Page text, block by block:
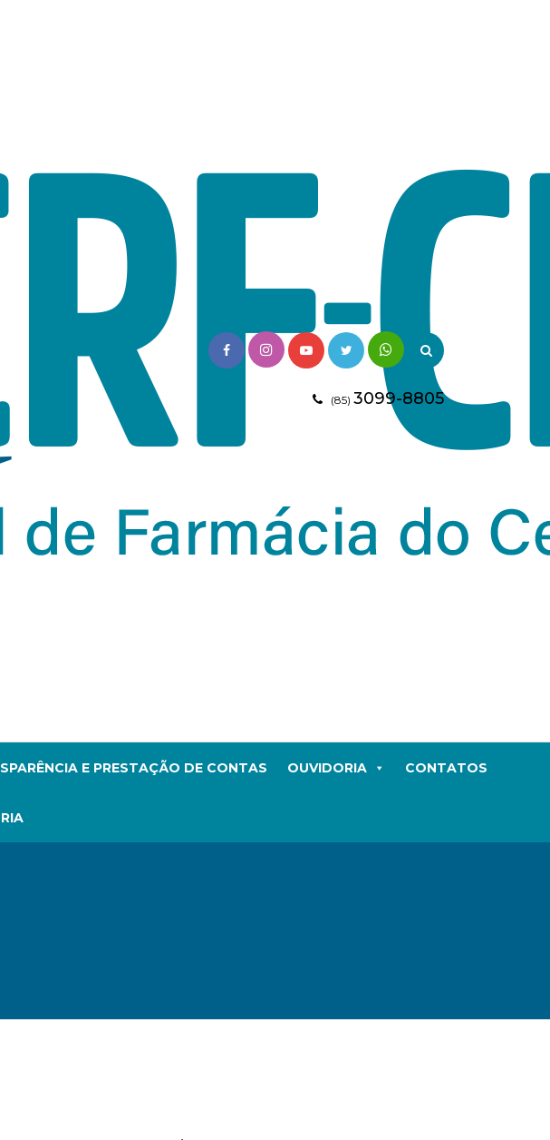
(85) 3099-8805
E PRESTAÇÃO DE CONTAS OUVIDORIA CONTATOS